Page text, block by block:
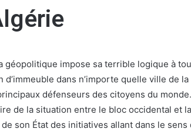
géopolitique impose sa terrible logique à
d’immeuble dans n’importe quelle ville de
défenseurs des citoyens du
de la situation entre le bloc occidental et
son État des initiatives allant dans le sens